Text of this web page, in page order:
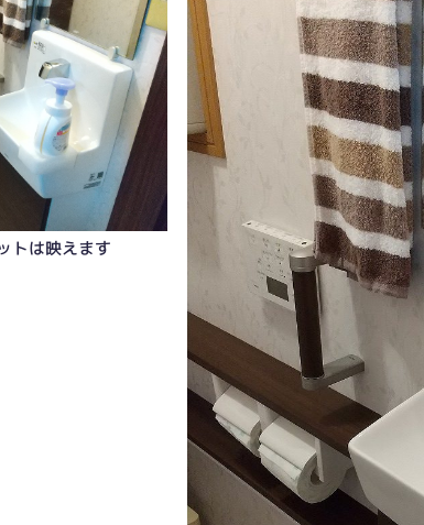
トは映えます